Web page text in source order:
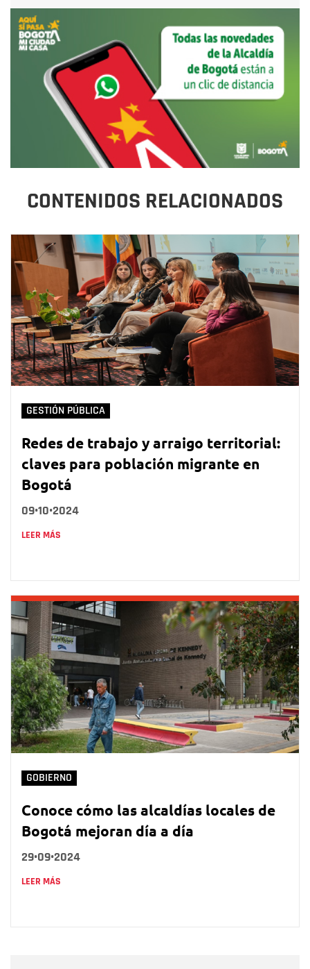
CONTENIDOS RELACIONADOS
GESTIÓN PÚBLICA
Redes de trabajo y arraigo territorial:
claves para población migrante en
Bogotá
09•10•2024
LEER MÁS
GOBIERNO
Conoce cómo las alcaldías locales de
Bogotá mejoran día a día
29•09•2024
LEER MÁS